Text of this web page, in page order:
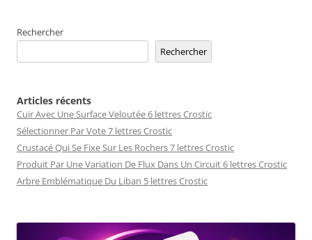
Rechercher
Rechercher
Articles récents
Cuir Avec Une Surface Veloutée 6 lettres Crostic
Sélectionner Par Vote 7 lettres Crostic
Crustacé Qui Se Fixe Sur Les Rochers 7 lettres Crostic
Produit Par Une Variation De Flux Dans Un Circuit 6 lettres Crostic
Arbre Emblématique Du Liban 5 lettres Crostic